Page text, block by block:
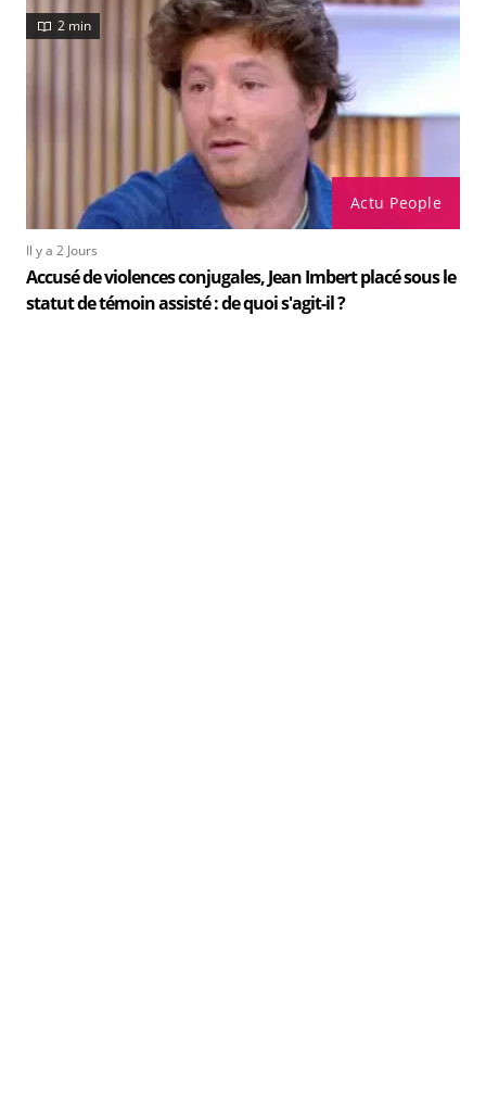
Actu People
2 min
Il y a 2 Jours
Accusé de violences conjugales, Jean Imbert placé sous le
statut de témoin assisté : de quoi s'agit-il ?